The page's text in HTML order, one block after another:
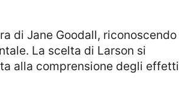
La scelta di Larson si
alla comprensione degli effetti